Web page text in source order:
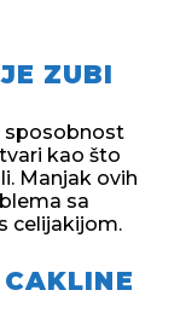
ZUBI
sposobnost
kao što
Manjak ovih
sa
celijakijom.